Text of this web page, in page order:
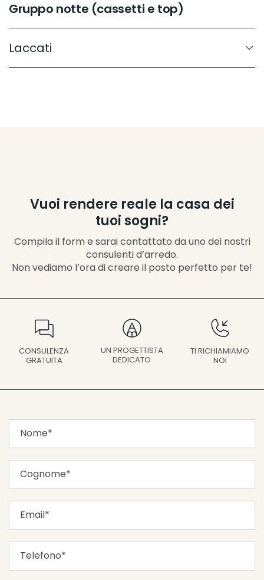
Gruppo notte (cassetti e top)
Laccati
Vuoi rendere reale la casa dei
tuoi sogni?
Compila il form e sarai contattato da uno dei nostri
consulenti d’arredo.
Non vediamo l’ora di creare il posto perfetto per te!
CONSULENZA
GRATUITA
UN PROGETTISTA
DEDICATO
TI RICHIAMIAMO
NOI